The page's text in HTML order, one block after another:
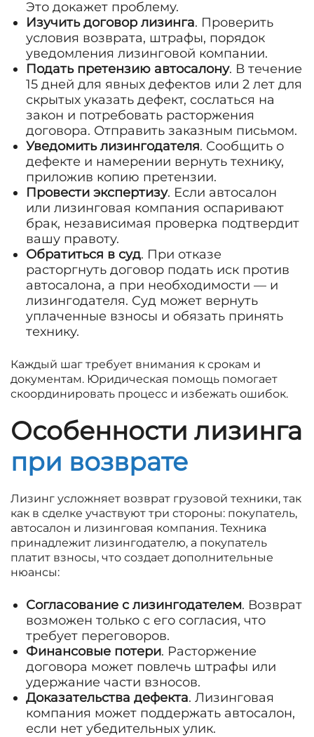
Это докажет проблему.
Изучить договор лизинга. Проверить
условия возврата, штрафы, порядок
уведомления лизинговой компании.
Подать претензию автосалону. В течение
15 дней для явных дефектов или 2 лет для
скрытых указать дефект, сослаться на
закон и потребовать расторжения
договора. Отправить заказным письмом.
Уведомить лизингодателя. Сообщить о
дефекте и намерении вернуть технику,
приложив копию претензии.
Провести экспертизу. Если автосалон
или лизинговая компания оспаривают
брак, независимая проверка подтвердит
вашу правоту.
Обратиться в суд. При отказе
расторгнуть договор подать иск против
автосалона, а при необходимости — и
лизингодателя. Суд может вернуть
уплаченные взносы и обязать принять
технику.
Каждый шаг требует внимания к срокам и
документам. Юридическая помощь помогает
скоординировать процесс и избежать ошибок.
Особенности лизинга
при возврате
Лизинг усложняет возврат грузовой техники, так
как в сделке участвуют три стороны: покупатель,
автосалон и лизинговая компания. Техника
принадлежит лизингодателю, а покупатель
платит взносы, что создает дополнительные
нюансы:
Согласование с лизингодателем. Возврат
возможен только с его согласия, что
требует переговоров.
Финансовые потери. Расторжение
договора может повлечь штрафы или
удержание части взносов.
Доказательства дефекта. Лизинговая
компания может поддержать автосалон,
если нет убедительных улик.